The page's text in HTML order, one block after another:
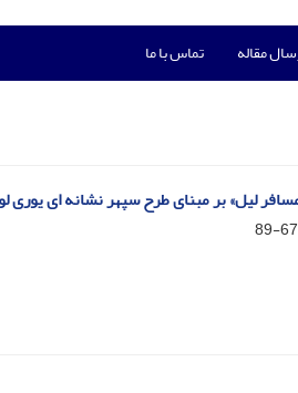
مقاله تماس با ما
لیل» بر مبنای طرح سپهر نشانه ای یوری
67-89